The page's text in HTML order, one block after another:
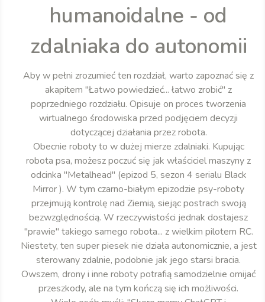
humanoidalne - od
zdalniaka do autonomii
Aby w pełni zrozumieć ten rozdział, warto zapoznać się z
akapitem "Łatwo powiedzieć... łatwo zrobić" z
poprzedniego rozdziału. Opisuje on proces tworzenia
wirtualnego środowiska przed podjęciem decyzji
dotyczącej działania przez robota.
Obecnie roboty to w dużej mierze zdalniaki. Kupując
robota psa, możesz poczuć się jak właściciel maszyny z
odcinka "Metalhead" (epizod 5, sezon 4 serialu Black
Mirror ). W tym czarno-białym epizodzie psy-roboty
przejmują kontrolę nad Ziemią, siejąc postrach swoją
bezwzględnością. W rzeczywistości jednak dostajesz
"prawie" takiego samego robota... z wielkim pilotem RC.
Niestety, ten super piesek nie działa autonomicznie, a jest
sterowany zdalnie, podobnie jak jego starsi bracia.
Owszem, drony i inne roboty potrafią samodzielnie omijać
przeszkody, ale na tym kończą się ich możliwości.